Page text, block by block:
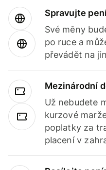
Spravujte
Své měny
po ruce a
převádět na
Mezinárodní
Už nebudete
kurzové
poplatky za
placení v